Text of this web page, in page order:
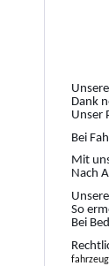
Dank
Unser
Bei
Mit
Nach
So
Bei